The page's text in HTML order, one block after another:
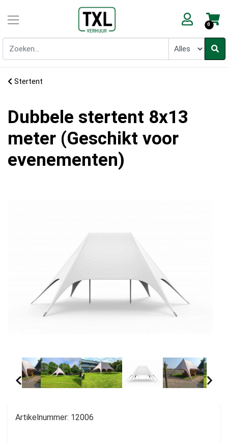
0
Stertent
Dubbele stertent 8x13
meter (Geschikt voor
evenementen)
Artikelnummer: 12006